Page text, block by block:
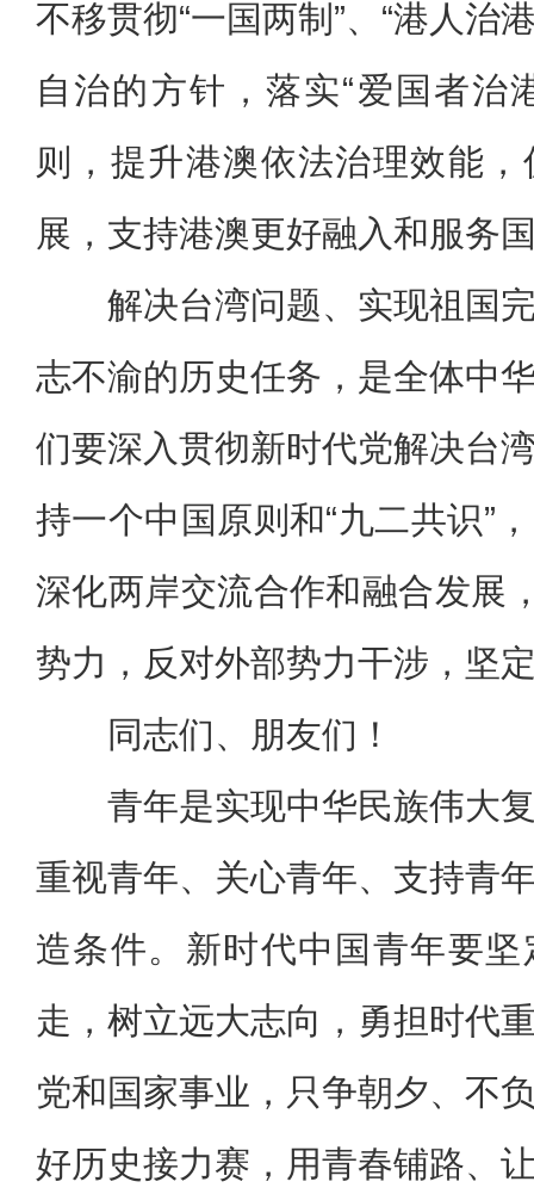
不移贯彻“一国两制”、“港人治
自治的方针，落实“爱国者治
则，提升港澳依法治理效能
展，支持港澳更好融入和服务
解决台湾问题、实现祖国
志不渝的历史任务，是全体中
们要深入贯彻新时代党解决台
持一个中国原则和“九二共识”
深化两岸交流合作和融合发展
势力，反对外部势力干涉，坚
同志们、朋友们！
青年是实现中华民族伟大
重视青年、关心青年、支持青
造条件。新时代中国青年要
走，树立远大志向，勇担时代
党和国家事业，只争朝夕、不
好历史接力赛，用青春铺路、